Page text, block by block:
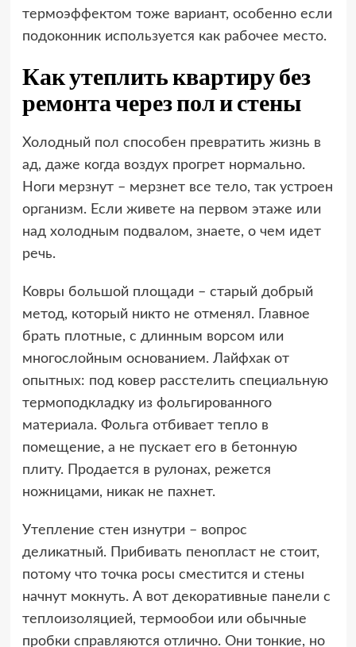
термоэффектом тоже вариант, особенно если
подоконник используется как рабочее место.
Как утеплить квартиру без
ремонта через пол и стены
Холодный пол способен превратить жизнь в
ад, даже когда воздух прогрет нормально.
Ноги мерзнут – мерзнет все тело, так устроен
организм. Если живете на первом этаже или
над холодным подвалом, знаете, о чем идет
речь.
Ковры большой площади – старый добрый
метод, который никто не отменял. Главное
брать плотные, с длинным ворсом или
многослойным основанием. Лайфхак от
опытных: под ковер расстелить специальную
термоподкладку из фольгированного
материала. Фольга отбивает тепло в
помещение, а не пускает его в бетонную
плиту. Продается в рулонах, режется
ножницами, никак не пахнет.
Утепление стен изнутри – вопрос
деликатный. Прибивать пенопласт не стоит,
потому что точка росы сместится и стены
начнут мокнуть. А вот декоративные панели с
теплоизоляцией, термообои или обычные
пробки справляются отлично. Они тонкие, но